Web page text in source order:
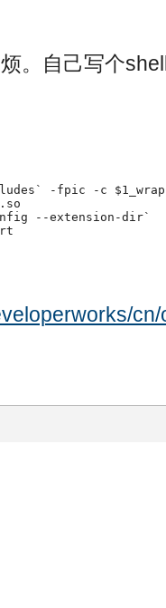
。自己写个
-fpic -c
--extension-dir`